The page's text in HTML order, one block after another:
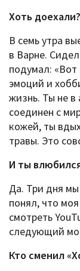
Хоть доехали?
В семь утра
в Варне.
подумал: «Вот
эмоций и
жизнь. Ты не в
соединен с
кожей, ты
травы. Это
И ты
Да. Три дня
понял, что
смотреть
следующий
Кто сменил